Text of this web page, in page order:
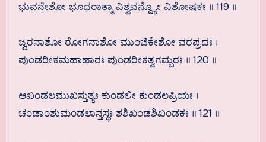
ಭುವನೇಶೋ ಭೂಧರಾತ್ಮಾ ವಿಶ್ವವನ್ದ್ಯೋ ವಿಶೋಷಕಃ ॥ 119 ॥
ಜ್ವರನಾಶೋ ರೋಗನಾಶೋ ಮುಂಜಿಕೇಶೋ ವರಪ್ರದಃ ।
ಪುಂಡರೀಕಮಹಾಹಾರಃ ಪುಂಡರೀಕತ್ವಗಮ್ಬರಃ ॥ 120 ॥
ಆಖಂಡಲಮುಖಸ್ತುತ್ಯಃ ಕುಂಡಲೀ ಕುಂಡಲಪ್ರಿಯಃ ।
ಚಂಡಾಂಶುಮಂಡಲಾನ್ತಸ್ಥಃ ಶಶಿಖಂಡಶಿಖಂಡಕಃ ॥ 121 ॥